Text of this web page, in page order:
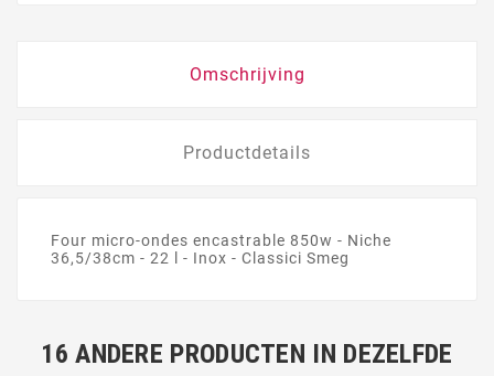
Omschrijving
Productdetails
Four micro-ondes encastrable 850w - Niche
36,5/38cm - 22 l - Inox - Classici Smeg
16 ANDERE PRODUCTEN IN DEZELFDE